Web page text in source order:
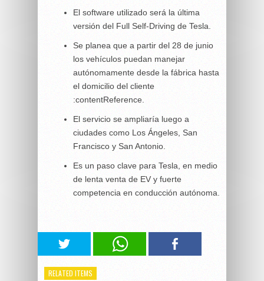
El software utilizado será la última
versión del Full Self‑Driving de Tesla.
Se planea que a partir del 28 de junio
los vehículos puedan manejar
autónomamente desde la fábrica hasta
el domicilio del cliente
:contentReference.
El servicio se ampliaría luego a
ciudades como Los Ángeles, San
Francisco y San Antonio.
Es un paso clave para Tesla, en medio
de lenta venta de EV y fuerte
competencia en conducción autónoma.
RELATED ITEMS